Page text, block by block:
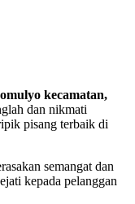
kecamatan,
dan nikmati
pisang terbaik di
semangat dan
kepada pelanggan